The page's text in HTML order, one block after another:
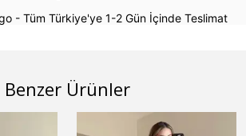
- Tüm Türkiye'ye 1-2 Gün İçinde Teslimat
Benzer Ürünler